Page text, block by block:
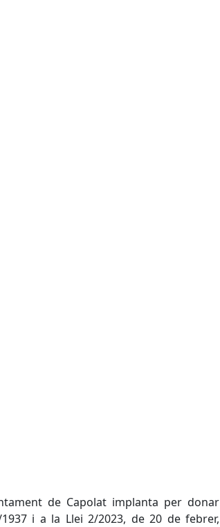
de Capolat implanta per donar
i a la Llei 2/2023, de 20 de febrer,